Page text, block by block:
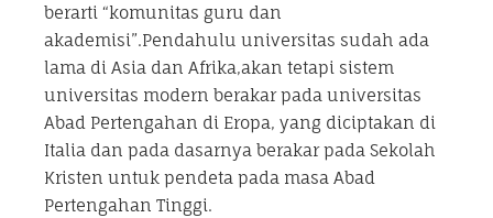
berarti “komunitas guru dan
akademisi”.Pendahulu universitas sudah ada
lama di Asia dan Afrika,akan tetapi sistem
universitas modern berakar pada universitas
Abad Pertengahan di Eropa, yang diciptakan di
Italia dan pada dasarnya berakar pada Sekolah
Kristen untuk pendeta pada masa Abad
Pertengahan Tinggi.